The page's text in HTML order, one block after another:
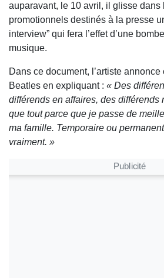
auparavant, le 10 avril, il glisse dans
promotionnels destinés à la presse
interview” qui fera l’effet d’une
musique.
Dans ce document, l’artiste
Beatles en expliquant : « Des
différends en affaires, des différends
que tout parce que je passe de
ma famille. Temporaire ou
vraiment. »
Publicité